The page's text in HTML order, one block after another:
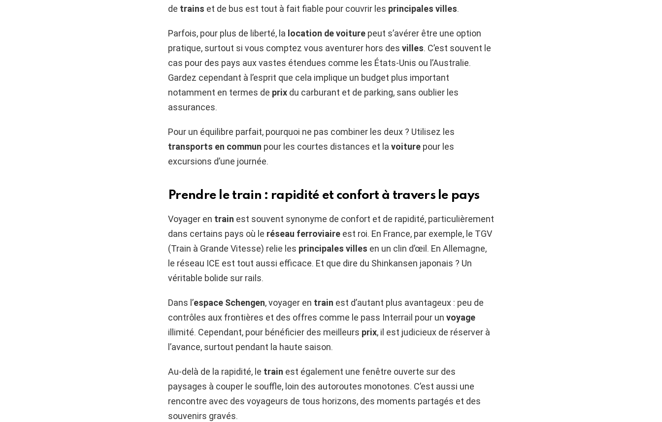
de trains et de bus est tout à fait fiable pour couvrir les principales villes.
Parfois, pour plus de liberté, la location de voiture peut s’avérer être une option
pratique, surtout si vous comptez vous aventurer hors des villes. C’est souvent le
cas pour des pays aux vastes étendues comme les États-Unis ou l’Australie.
Gardez cependant à l’esprit que cela implique un budget plus important
notamment en termes de prix du carburant et de parking, sans oublier les
assurances.
Pour un équilibre parfait, pourquoi ne pas combiner les deux ? Utilisez les
transports en commun pour les courtes distances et la voiture pour les
excursions d’une journée.
Prendre le train : rapidité et confort à travers le pays
Voyager en train est souvent synonyme de confort et de rapidité, particulièrement
dans certains pays où le réseau ferroviaire est roi. En France, par exemple, le TGV
(Train à Grande Vitesse) relie les principales villes en un clin d’œil. En Allemagne,
le réseau ICE est tout aussi efficace. Et que dire du Shinkansen japonais ? Un
véritable bolide sur rails.
Dans l’espace Schengen, voyager en train est d’autant plus avantageux : peu de
contrôles aux frontières et des offres comme le pass Interrail pour un voyage
illimité. Cependant, pour bénéficier des meilleurs prix, il est judicieux de réserver à
l’avance, surtout pendant la haute saison.
Au-delà de la rapidité, le train est également une fenêtre ouverte sur des
paysages à couper le souffle, loin des autoroutes monotones. C’est aussi une
rencontre avec des voyageurs de tous horizons, des moments partagés et des
souvenirs gravés.